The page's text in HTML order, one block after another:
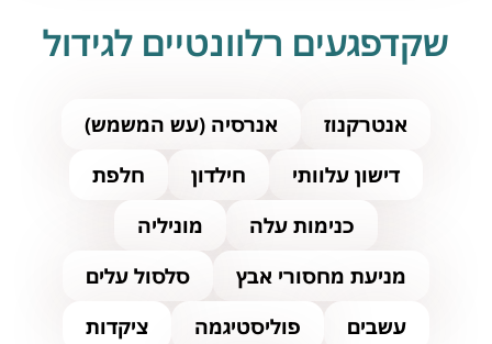
שקדפגעים רלוונטיים לגידול
אנטרקנוז
אנרסיה (עש המשמש)
דישון עלוותי
חילדון
חלפת
כנימות עלה
מוניליה
מניעת מחסורי אבץ
סלסול עלים
עשבים
פוליסטיגמה
ציקדות